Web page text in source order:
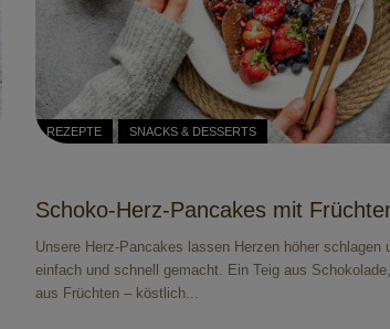
REZEPTE SNACKS & DESSERTS
Schoko-Herz-Pancakes mit
Unsere Herz-Pancakes lassen Herzen höher schlagen
einfach und schnell gemacht. Ein Teig aus
aus Früchten – köstlich...